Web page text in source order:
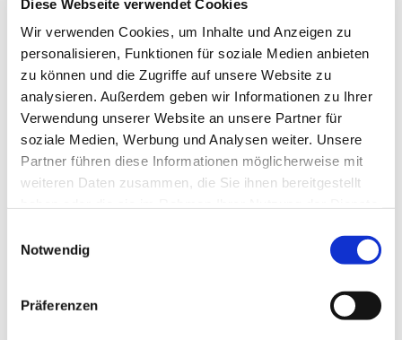
Diese Webseite verwendet Cookies
Wir verwenden Cookies, um Inhalte und Anzeigen zu
personalisieren, Funktionen für soziale Medien anbieten
zu können und die Zugriffe auf unsere Website zu
analysieren. Außerdem geben wir Informationen zu Ihrer
Verwendung unserer Website an unsere Partner für
soziale Medien, Werbung und Analysen weiter. Unsere
Partner führen diese Informationen möglicherweise mit
weiteren Daten zusammen, die Sie ihnen bereitgestellt
Notwendig
Präferenzen
Dies könnte Sie auch